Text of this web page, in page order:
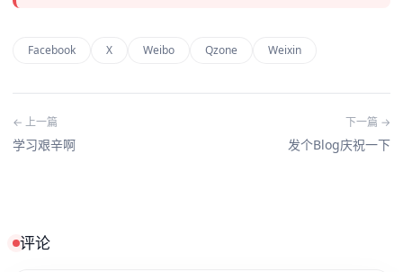
Facebook X Weibo Qzone Weixin
← 上一篇
学习艰辛啊
下一篇 →
发个Blog庆祝一下
评论